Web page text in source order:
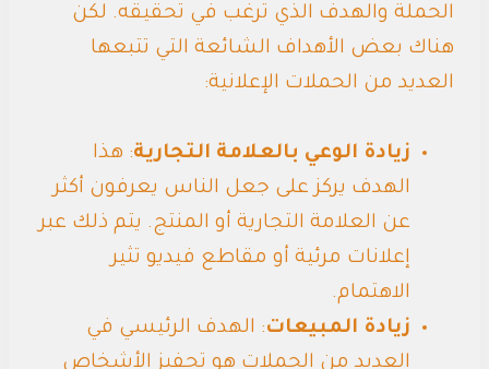
الحملة والهدف الذي ترغب في تحقيقه. لكن
هناك بعض الأهداف الشائعة التي تتبعها
العديد من الحملات الإعلانية:
زيادة الوعي بالعلامة التجارية: هذا
الهدف يركز على جعل الناس يعرفون أكثر
عن العلامة التجارية أو المنتج. يتم ذلك عبر
إعلانات مرئية أو مقاطع فيديو تثير
الاهتمام.
زيادة المبيعات: الهدف الرئيسي في
العديد من الحملات هو تحفيز الأشخاص